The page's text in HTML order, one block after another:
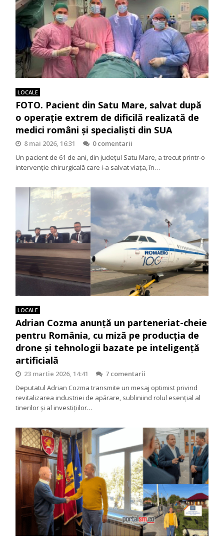
LOCALE
FOTO. Pacient din Satu Mare, salvat după
o operație extrem de dificilă realizată de
medici români și specialiști din SUA
8 mai 2026, 16:31
0 comentarii
Un pacient de 61 de ani, din județul Satu Mare, a trecut printr-o
intervenție chirurgicală care i-a salvat viața, în…
LOCALE
Adrian Cozma anunță un parteneriat-cheie
pentru România, cu miză pe producția de
drone și tehnologii bazate pe inteligență
artificială
23 martie 2026, 14:41
7 comentarii
Deputatul Adrian Cozma transmite un mesaj optimist privind
revitalizarea industriei de apărare, subliniind rolul esențial al
tinerilor și al investițiilor…